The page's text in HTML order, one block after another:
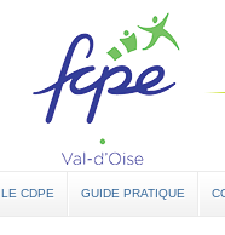
LE CDPE GUIDE PRATIQUE